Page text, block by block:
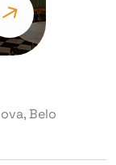
Belo